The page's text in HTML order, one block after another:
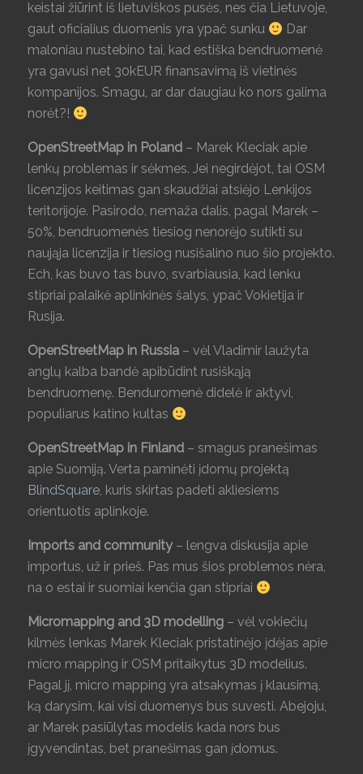
keistai žiūrint iš lietuviškos pusės, nes čia Lietuvoje,
gaut oficialius duomenis yra ypač sunku
Dar
maloniau nustebino tai, kad estiška bendruomenė
yra gavusi net 30kEUR finansavimą iš vietinės
kompanijos. Smagu, ar dar daugiau ko nors galima
norėt?!
OpenStreetMap in Poland – Marek Kleciak apie
lenkų problemas ir sėkmes. Jei negirdėjot, tai OSM
licenzijos keitimas gan skaudžiai atsiėjo Lenkijos
teritorijoje. Pasirodo, nemaža dalis, pagal Marek –
50%, bendruomenės tiesiog nenorėjo sutikti su
naująja licenzija ir tiesiog nusišalino nuo šio projekto.
Ech, kas buvo tas buvo, svarbiausia, kad lenku
stipriai palaikė aplinkinės šalys, ypač Vokietija ir
Rusija.
OpenStreetMap in Russia – vėl Vladimir laužyta
anglų kalba bandė apibūdint rusiškąją
bendruomenę. Benduromenė didelė ir aktyvi,
populiarus katino kultas
OpenStreetMap in Finland – smagus pranešimas
apie Suomiją. Verta paminėti įdomų projektą
BlindSquare, kuris skirtas padeti akliesiems
orientuotis aplinkoje.
Imports and community – lengva diskusija apie
importus, už ir prieš. Pas mus šios problemos nėra,
na o estai ir suomiai kenčia gan stipriai
Micromapping and 3D modelling – vėl vokiečių
kilmės lenkas Marek Kleciak pristatinėjo įdėjas apie
micro mapping ir OSM pritaikytus 3D modelius.
Pagal jį, micro mapping yra atsakymas į klausimą,
ką darysim, kai visi duomenys bus suvesti. Abejoju,
ar Marek pasiūlytas modelis kada nors bus
įgyvendintas, bet pranešimas gan įdomus.